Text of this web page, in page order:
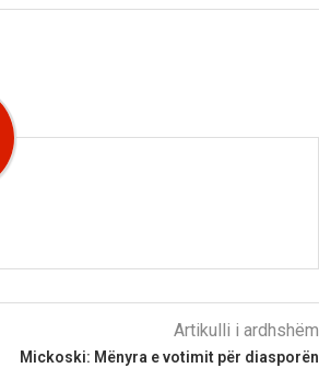
Artikulli i ardhshëm
Mickoski: Mënyra e votimit për diasporën